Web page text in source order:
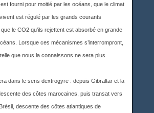
est fourni pour moitié par les océans, que le climat
est régulé par les grands courants
le CO2 qu’ils rejettent est absorbé en grande
Lorsque ces mécanismes s’interrompront,
que nous la connaissons ne sera plus
dans le sens dextrogyre : depuis Gibraltar et la
des côtes marocaines, puis transat vers
descente des côtes atlantiques de